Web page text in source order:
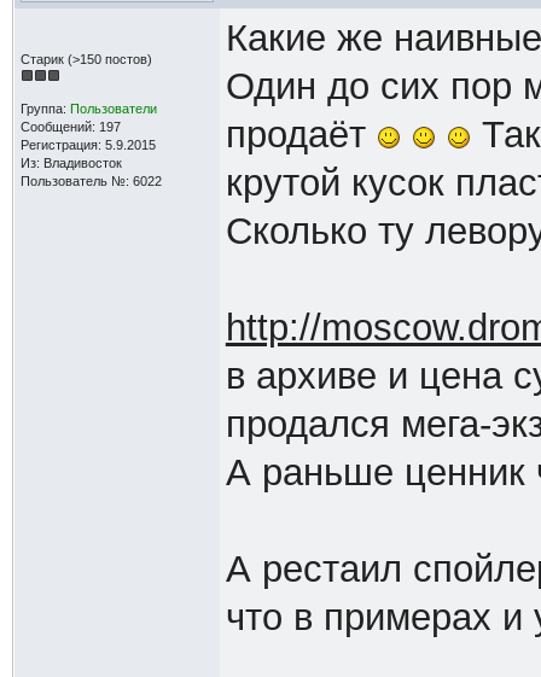
Старик (>150 постов)
Группа: Пользователи
Сообщений: 197
Регистрация: 5.9.2015
Из: Владивосток
Пользователь №: 6022
Какие же
Один до сих пор
продаёт
крутой кусок
Сколько ту
http://
в архиве и цена
продался мега-
А раньше ценник
А рестаил
что в примерах и